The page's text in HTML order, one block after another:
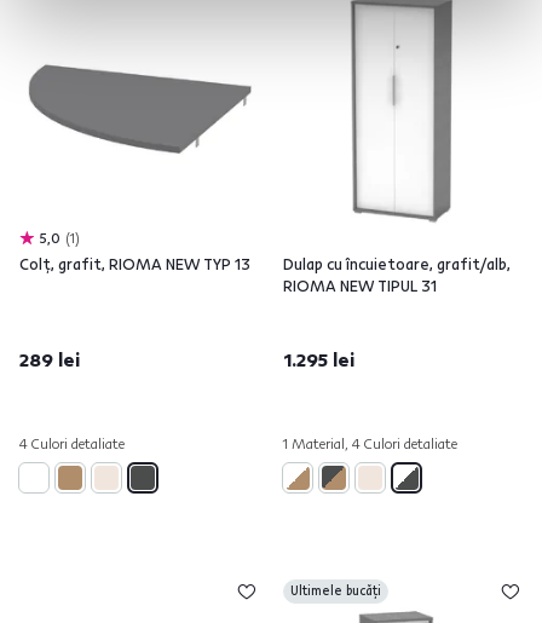
5,0 1
Colţ, grafit, RIOMA NEW TYP 13
289 lei
4 Culori detaliate
Dulap cu încuietoare, grafit/alb,
RIOMA NEW TIPUL 31
1.295 lei
1 Material, 4 Culori detaliate
Ultimele bucăți